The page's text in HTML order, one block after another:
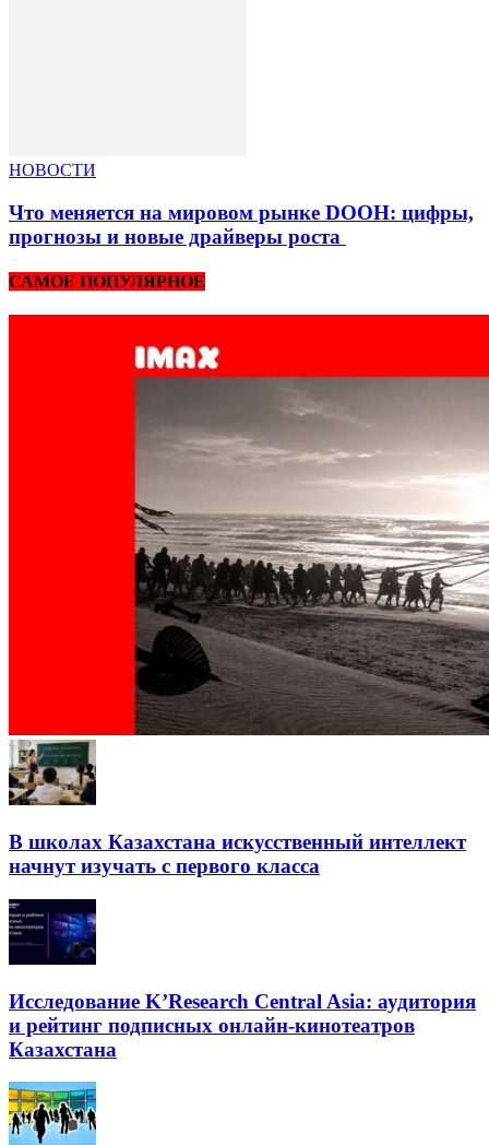
НОВОСТИ
Что меняется на мировом рынке DOOH: цифры,
прогнозы и новые драйверы роста
САМОЕ ПОПУЛЯРНОЕ
В школах Казахстана искусственный интеллект
начнут изучать с первого класса
Исследование K’Research Central Asia: аудитория
и рейтинг подписных онлайн-кинотеатров
Казахстана